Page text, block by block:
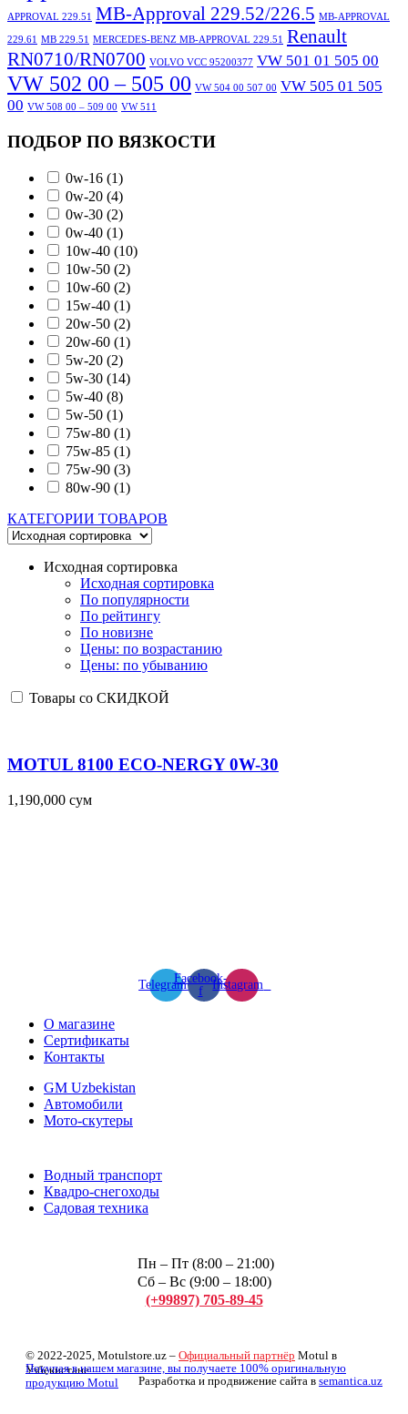
APPROVAL 229.51 MB-Approval 229.52/226.5 MB-APPROVAL
229.61 MB 229.51 MERCEDES-BENZ MB-APPROVAL 229.51
Renault
RN0710/RN0700 VOLVO VCC 95200377 VW 501 01 505 00
VW 502 00 – 505 00 VW 504 00 507 00 VW 505 01 505
00 VW 508 00 – 509 00 VW 511
ПОДБОР ПО ВЯЗКОСТИ
0w-16 (1)
0w-20 (4)
0w-30 (2)
0w-40 (1)
10w-40 (10)
10w-50 (2)
10w-60 (2)
15w-40 (1)
20w-50 (2)
20w-60 (1)
5w-20 (2)
5w-30 (14)
5w-40 (8)
5w-50 (1)
75w-80 (1)
75w-85 (1)
75w-90 (3)
80w-90 (1)
КАТЕГОРИИ ТОВАРОВ
Исходная сортировка
Исходная сортировка
По популярности
По рейтингу
По новизне
Цены: по возрастанию
Цены: по убыванию
Товары со СКИДКОЙ
MOTUL 8100 ECO-NERGY 0W-30
1,190,000 сум
TelegramFacebook-
f
Instagram
О магазине
Сертификаты
Контакты
GM Uzbekistan
Автомобили
Мото-скутеры
Водный транспорт
Квадро-снегоходы
Садовая техника
Пн – Пт (8:00 – 21:00)
Сб – Вс (9:00 – 18:00)
(+99897) 705-89-45
© 2022-2025, Motulstore.uz – Официальный партнёр Motul в
Узбекистане
Покупая в нашем магазине, вы получаете 100% оригинальную
продукцию Motul
Разработка и продвижение сайта в semantica.uz